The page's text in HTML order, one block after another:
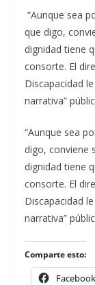
“Aunque sea
que digo,
dignidad tiene
consorte. El
Discapacidad
narrativa”
​“Aunque sea
digo, conviene
dignidad tiene
consorte. El
Discapacidad
narrativa”
Comparte esto:
Facebook